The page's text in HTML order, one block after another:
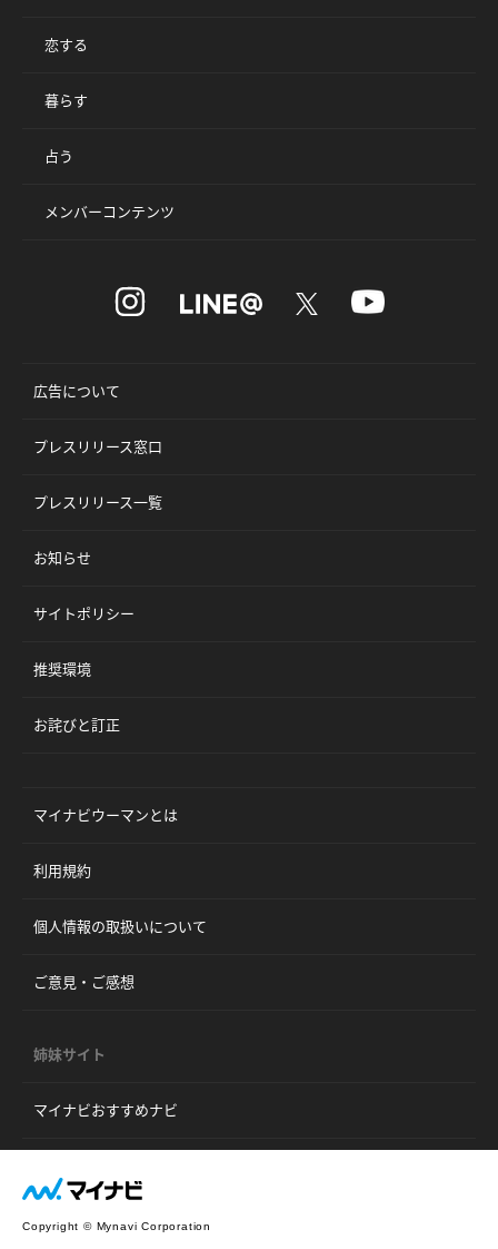
恋する
暮らす
占う
メンバーコンテンツ
広告について
プレスリリース窓口
プレスリリース一覧
お知らせ
サイトポリシー
推奨環境
お詫びと訂正
マイナビウーマンとは
利用規約
個人情報の取扱いについて
ご意見・ご感想
姉妹サイト
マイナビおすすめナビ
Copyright © Mynavi Corporation